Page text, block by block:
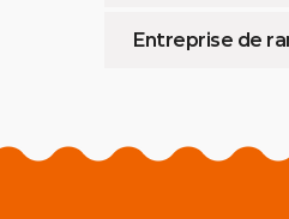
Entreprise de